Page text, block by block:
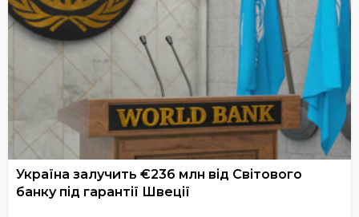
Україна залучить €236 млн від Світового
банку під гарантії Швеції